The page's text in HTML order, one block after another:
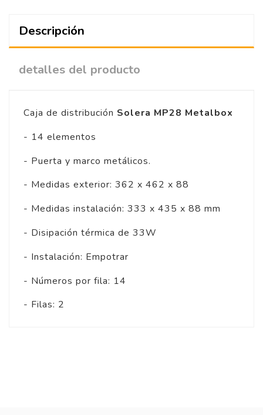
Descripción
detalles del producto
Caja de distribución Solera MP28 Metalbox
- 14 elementos
- Puerta y marco metálicos.
- Medidas exterior: 362 x 462 x 88
- Medidas instalación: 333 x 435 x 88 mm
- Disipación térmica de 33W
- Instalación: Empotrar
- Números por fila: 14
- Filas: 2